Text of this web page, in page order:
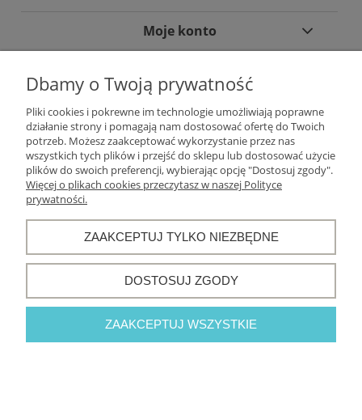
Moje konto
POKAŻ PEŁNĄ WERSJĘ STRONY
Sklep internetowy Shoper.pl
Dbamy o Twoją prywatność
Pliki cookies i pokrewne im technologie umożliwiają poprawne
działanie strony i pomagają nam dostosować ofertę do Twoich
potrzeb. Możesz zaakceptować wykorzystanie przez nas
wszystkich tych plików i przejść do sklepu lub dostosować użycie
plików do swoich preferencji, wybierając opcję "Dostosuj zgody".
Więcej o plikach cookies przeczytasz w naszej Polityce
prywatności.
ZAAKCEPTUJ TYLKO NIEZBĘDNE
DOSTOSUJ ZGODY
ZAAKCEPTUJ WSZYSTKIE